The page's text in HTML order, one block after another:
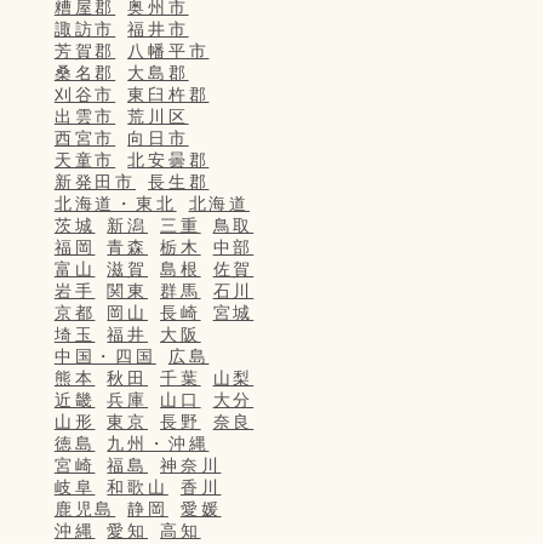
糟屋郡
奥州市
諏訪市
福井市
芳賀郡
八幡平市
桑名郡
大島郡
刈谷市
東臼杵郡
出雲市
荒川区
西宮市
向日市
天童市
北安曇郡
新発田市
長生郡
北海道・東北
北海道
茨城
新潟 三重
鳥取
福岡
青森 栃木
中部
富山
滋賀 島根
佐賀
岩手
関東 群馬
石川
京都
岡山 長崎
宮城
埼玉
福井
大阪
中国・四国
広島
熊本
秋田 千葉
山梨
近畿
兵庫 山口
大分
山形
東京 長野
奈良
徳島
九州・沖縄
宮崎
福島
神奈川
岐阜
和歌山
香川
鹿児島
静岡
愛媛
沖縄
愛知 高知